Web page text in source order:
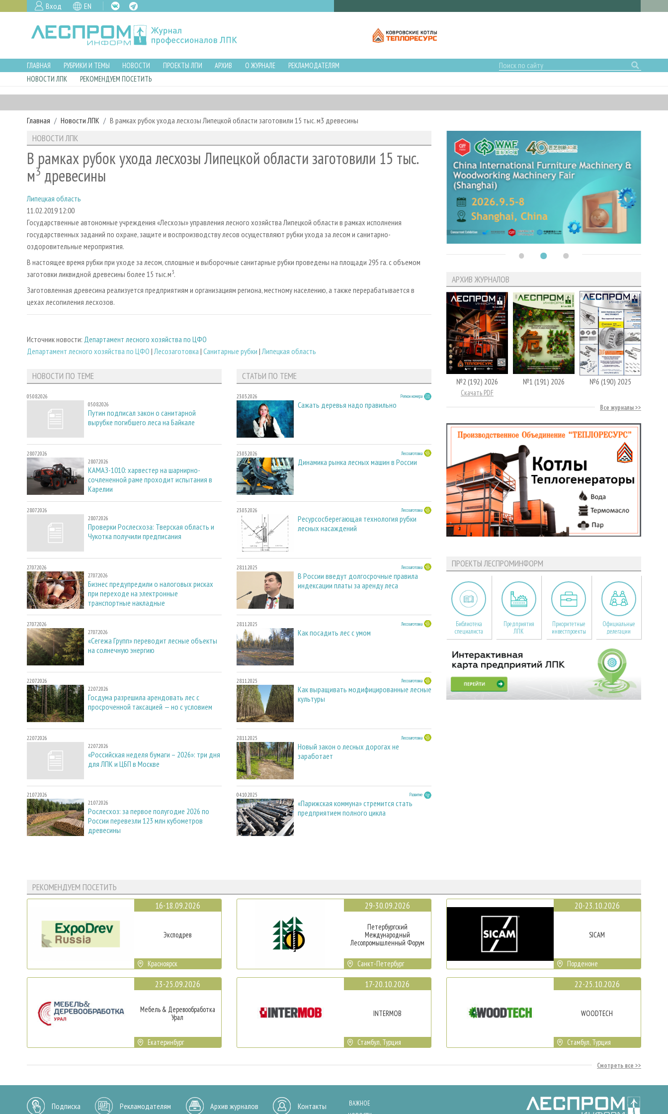
Вход EN
ГЛАВНАЯ РУБРИКИ И ТЕМЫ НОВОСТИ ПРОЕКТЫ ЛПИ АРХИВ О ЖУРНАЛЕ
РЕКЛАМОДАТЕЛЯМ
НОВОСТИ ЛПК
РЕКОМЕНДУЕМ ПОСЕТИТЬ
Главная Новости ЛПК В рамках рубок ухода лесхозы Липецкой области заготовили 15 тыс. м3 древесины
НОВОСТИ ЛПК
В рамках рубок ухода лесхозы Липецкой области заготовили 15 тыс.
м3 древесины
Липецкая область
11.02.2019 12:00
Государственные автономные учреждения «Лесхозы» управления лесного хозяйства Липецкой области в рамках исполнения
государственных заданий по охране, защите и воспроизводству лесов осуществляют рубки ухода за лесом и санитарно-
оздоровительные мероприятия.
В настоящее время рубки при уходе за лесом, сплошные и выборочные санитарные рубки проведены на площади 295 га. с объемом
заготовки ликвидной древесины более 15 тыс.м3.
Заготовленная древесина реализуется предприятиям и организациям региона, местному населению, а также перерабатывается в
цехах лесопиления лесхозов.
Источник новости: Департамент лесного хозяйства по ЦФО
Департамент лесного хозяйства по ЦФО | Лесозаготовка | Санитарные рубки | Липецкая область
НОВОСТИ ПО ТЕМЕ
05.08.2026
05.08.2026
Путин подписал закон о санитарной
вырубке погибшего леса на Байкале
28.07.2026
28.07.2026
КАМАЗ-1010: харвестер на шарнирно-
сочлененной раме проходит испытания в
Карелии
28.07.2026
28.07.2026
Проверки Рослесхоза: Тверская область и
Чукотка получили предписания
27.07.2026
27.07.2026
Бизнес предупредили о налоговых рисках
при переходе на электронные
транспортные накладные
27.07.2026
27.07.2026
«Сегежа Групп» переводит лесные объекты
на солнечную энергию
22.07.2026
22.07.2026
Госдума разрешила арендовать лес с
просроченной таксацией — но с условием
22.07.2026
22.07.2026
«Российская неделя бумаги – 2026»: три дня
для ЛПК и ЦБП в Москве
21.07.2026
21.07.2026
Рослесхоз: за первое полугодие 2026 по
России перевезли 123 млн кубометров
древесины
СТАТЬИ ПО ТЕМЕ
23.03.2026 Регион номера
Сажать деревья надо правильно
23.03.2026 Лесозаготовка
Динамика рынка лесных машин в России
23.03.2026 Лесозаготовка
Ресурсосберегающая технология рубки
лесных насаждений
28.11.2025 Лесозаготовка
В России введут долгосрочные правила
индексации платы за аренду леса
28.11.2025 Лесозаготовка
Как посадить лес с умом
28.11.2025 Лесозаготовка
Как выращивать модифицированные лесные
культуры
28.11.2025 Лесозаготовка
Новый закон о лесных дорогах не
заработает
04.10.2025 Развитие
«Парижская коммуна» стремится стать
предприятием полного цикла
АРХИВ ЖУРНАЛОВ
№2 (192) 2026
Скачать PDF
№1 (191) 2026 №6 (190) 2025
Все журналы
ПРОЕКТЫ ЛЕСПРОМИНФОРМ
Библиотека
специалиста
Предприятия
ЛПК
Приоритетные
инвестпроекты
Официальные
делегации
РЕКОМЕНДУЕМ ПОСЕТИТЬ
16-18.09.2026
Эксподрев
Красноярск
23-25.09.2026
Мебель & Деревообработка
Урал
Екатеринбург
29-30.09.2026
Петербургский
Международный
Лесопромышленный Форум
Санкт-Петербург
17-20.10.2026
INTERMOB
Стамбул, Турция
20-23.10.2026
SICAM
Порденоне
22-25.10.2026
WOODTECH
Стамбул, Турция
Смотреть все
Подписка Рекламодателям Архив журналов Контакты
ВАЖНОЕ